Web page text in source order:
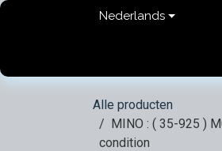
Overslaan naar inhoud
Nederlands
Alle producten
MINO : ( 35-925 )
condition